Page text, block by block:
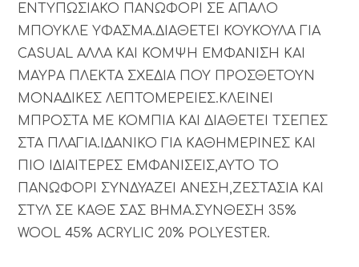
ΕΝΤΥΠΩΣΙΑΚΟ ΠΑΝΩΦΟΡΙ ΣΕ ΑΠΑΛΟ
ΜΠΟΥΚΛΕ ΥΦΑΣΜΑ.ΔΙΑΘΕΤΕΙ ΚΟΥΚΟΥΛΑ ΓΙΑ
CASUAL ΑΛΛΑ ΚΑΙ ΚΟΜΨΗ ΕΜΦΑΝΙΣΗ ΚΑΙ
ΜΑΥΡΑ ΠΛΕΚΤΑ ΣΧΕΔΙΑ ΠΟΥ ΠΡΟΣΘΕΤΟΥΝ
ΜΟΝΑΔΙΚΕΣ ΛΕΠΤΟΜΕΡΕΙΕΣ.ΚΛΕΙΝΕΙ
ΜΠΡΟΣΤΑ ΜΕ ΚΟΜΠΙΑ ΚΑΙ ΔΙΑΘΕΤΕΙ ΤΣΕΠΕΣ
ΣΤΑ ΠΛΑΓΙΑ.ΙΔΑΝΙΚΟ ΓΙΑ ΚΑΘΗΜΕΡΙΝΕΣ ΚΑΙ
ΠΙΟ ΙΔΙΑΙΤΕΡΕΣ ΕΜΦΑΝΙΣΕΙΣ,ΑΥΤΟ ΤΟ
ΠΑΝΩΦΟΡΙ ΣΥΝΔΥΑΖΕΙ ΑΝΕΣΗ,ΖΕΣΤΑΣΙΑ ΚΑΙ
ΣΤΥΛ ΣΕ ΚΑΘΕ ΣΑΣ ΒΗΜΑ.ΣΥΝΘΕΣΗ 35%
WOOL 45% ACRYLIC 20% POLYESTER.